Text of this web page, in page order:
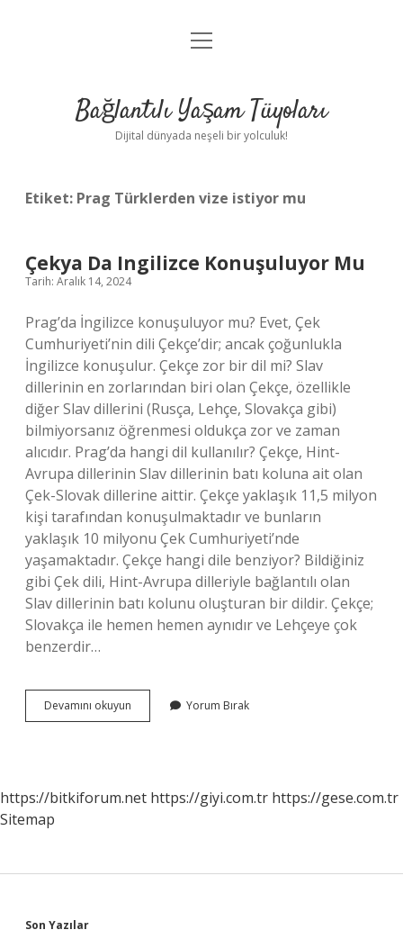
Anasayfa
Yasal Uyarı
menüyü
Bağlantılı Yaşam Tüyoları
Dijital dünyada neşeli bir yolculuk!
Etiket: Prag Türklerden vize istiyor mu
Çekya Da Ingilizce Konuşuluyor Mu
Tarih: Aralık 14, 2024
Prag’da İngilizce konuşuluyor mu? Evet, Çek
Cumhuriyeti’nin dili Çekçe’dir; ancak çoğunlukla
İngilizce konuşulur. Çekçe zor bir dil mi? Slav
dillerinin en zorlarından biri olan Çekçe, özellikle
diğer Slav dillerini (Rusça, Lehçe, Slovakça gibi)
bilmiyorsanız öğrenmesi oldukça zor ve zaman
alıcıdır. Prag’da hangi dil kullanılır? Çekçe, Hint-
Avrupa dillerinin Slav dillerinin batı koluna ait olan
Çek-Slovak dillerine aittir. Çekçe yaklaşık 11,5 milyon
kişi tarafından konuşulmaktadır ve bunların
yaklaşık 10 milyonu Çek Cumhuriyeti’nde
yaşamaktadır. Çekçe hangi dile benziyor? Bildiğiniz
gibi Çek dili, Hint-Avrupa dilleriyle bağlantılı olan
Slav dillerinin batı kolunu oluşturan bir dildir. Çekçe;
Slovakça ile hemen hemen aynıdır ve Lehçeye çok
benzerdir…
Devamını okuyun
Da
Yorum Bırak
https://bitkiforum.net https://giyi.com.tr https://gese.com.tr
Sitemap
Sidebar
Son Yazılar